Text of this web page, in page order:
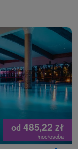
od 485,22 zł
/noc/osoba